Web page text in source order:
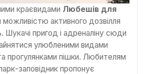
краєвидами Любешів для
можливістю активного дозвілля
пригод і адреналіну сюди
улюбленими видами
прогулянками пішки. Любителям
заповідник пропонує